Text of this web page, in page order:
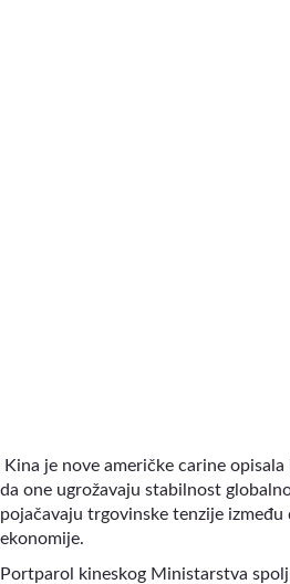
Kina je nove američke carine
da one ugrožavaju stabilnost
pojačavaju trgovinske tenzije između
ekonomije.
Portparol kineskog Ministarstva